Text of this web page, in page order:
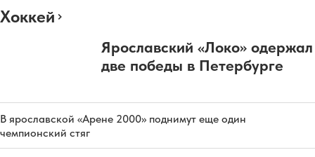
Хоккей
Ярославский «Локо» одержал
две победы в Петербурге
В ярославской «Арене 2000» поднимут еще один
чемпионский стяг